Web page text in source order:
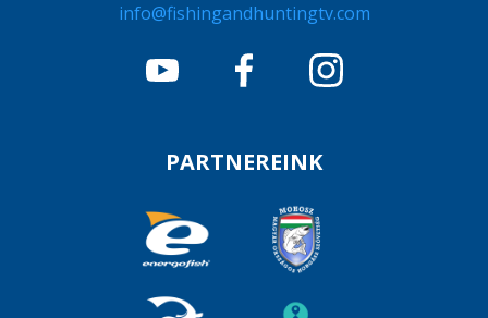
info@fishingandhuntingtv.com
PARTNEREINK